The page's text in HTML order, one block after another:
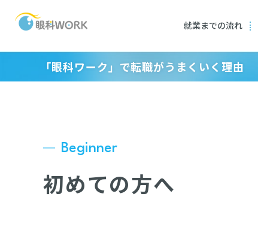
就業までの流れ
「眼科ワーク」で転職がうまくいく理由
スタッフ一覧
Beginner
初めての方へ